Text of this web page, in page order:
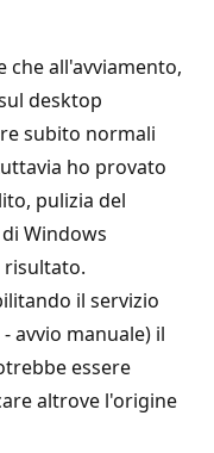
che all'avviamento,
desktop
subito normali
ho provato
pulizia del
Windows
risultato.
il servizio
avvio manuale) il
essere
altrove l'origine